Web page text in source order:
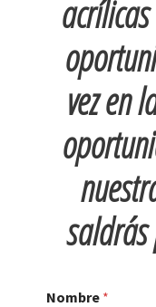
vez en
Nombre *